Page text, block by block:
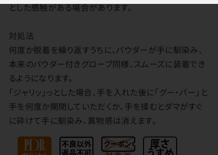
とした感触がある場合があります。
対処法
何度か脱着を繰り返すうちに、パウダーが手に馴染み、
本来のパウダー付きグローブ同様、スムーズに装着でき
るようになります。
「ジャリッ」っとした場合、手を入れた後に「グー・パー」と
手を何度か開閉していただくか、手を揉むとダマがすぐ
に砕けて手に馴染み、異物感は消えます。